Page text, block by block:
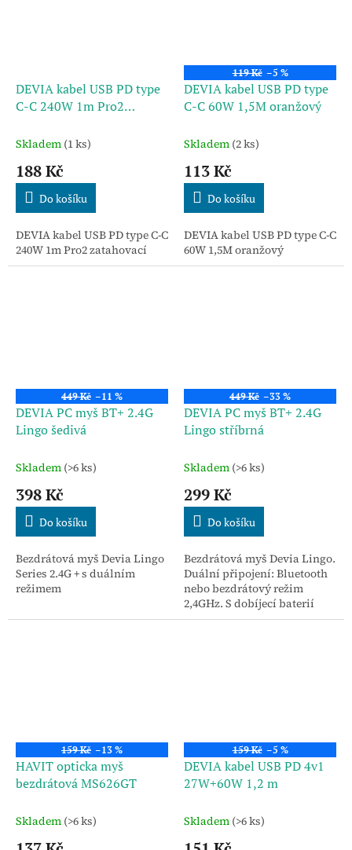
DEVIA kabel USB PD type
C-C 240W 1m Pro2
Skladem (1 ks)
188 Kč
Do košíku
DEVIA kabel USB PD type C-C
240W 1m Pro2 zatahovací
119 Kč –5 %
DEVIA kabel USB PD type
C-C 60W 1,5M oranžový
Skladem (2 ks)
113 Kč
Do košíku
DEVIA kabel USB PD type C-C
60W 1,5M oranžový
449 Kč –11 %
DEVIA PC myš BT+ 2.4G
Lingo šedivá
Skladem (>6 ks)
398 Kč
Do košíku
Bezdrátová myš Devia Lingo
Series 2.4G + s duálním
režimem
449 Kč –33 %
DEVIA PC myš BT+ 2.4G
Lingo stříbrná
Skladem (>6 ks)
299 Kč
Do košíku
Bezdrátová myš Devia Lingo.
Duální připojení: Bluetooth
nebo bezdrátový režim
2,4GHz. S dobíjecí baterií
500mAH přes kabel Type C.
159 Kč –13 %
HAVIT opticka myš
bezdrátová MS626GT
Skladem (>6 ks)
159 Kč –5 %
DEVIA kabel USB PD 4v1
27W+60W 1,2 m
Skladem (>6 ks)